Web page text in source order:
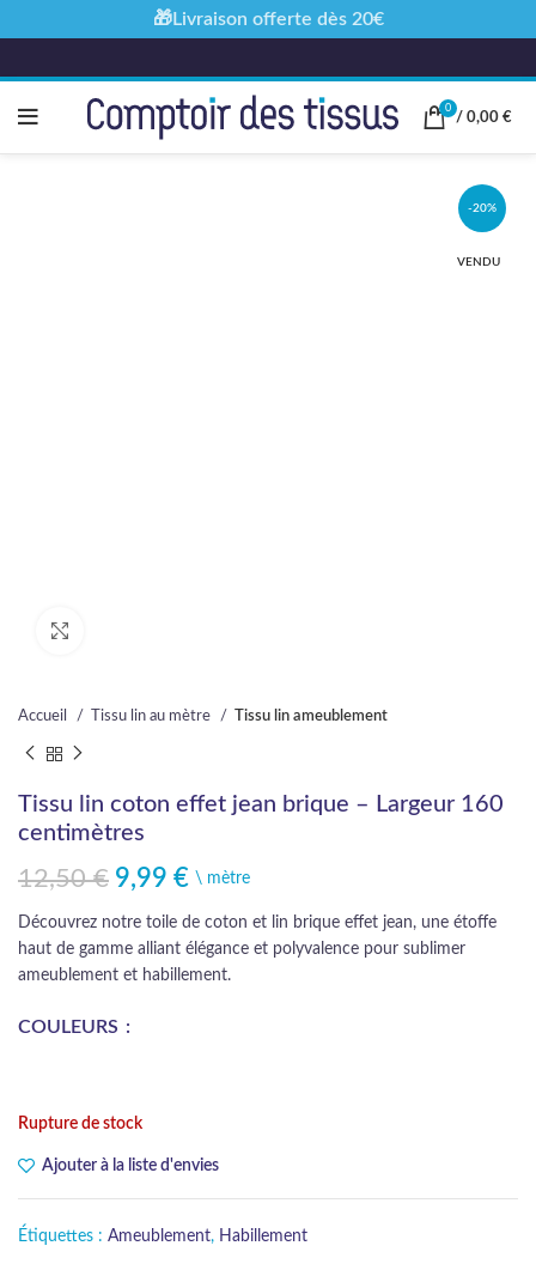
0
/ 0,00 €
-20%
VENDU
Accueil Tissu lin au mètre Tissu lin ameublement
Tissu lin coton effet jean brique – Largeur 160
centimètres
12,50€
Le prix initial était : 12,50 €.
9,99 €
Le prix actuel est : 9,99 €.\ mètre
Découvrez notre toile de coton et lin brique effet jean, une étoffe
haut de gamme alliant élégance et polyvalence pour sublimer
ameublement et habillement.
COULEURS
Rupture de stock
Ajouter à la liste d'envies
Étiquettes : Ameublement, Habillement
🎁Livraison offerte dès 20€